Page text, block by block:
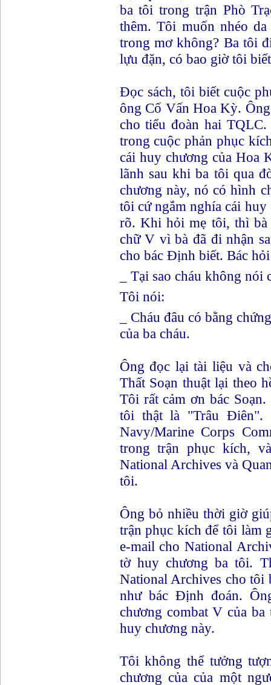
ba tôi trong trận Phò
thêm. Tôi muốn nhéo
trong mơ không? Ba tôi
lựu đặn, có bao giờ tôi
Đọc sách, tôi biết cuộc
ông Cố Vấn Hoa Kỳ.
cho tiểu đoàn hai
trong cuộc phản phục
cái huy chương của Hoa
lãnh sau khi ba tôi qua
chương này, nó có hình
tôi cứ ngắm nghía cái
rõ. Khi hỏi mẹ tôi, thì
chữ V vì bà đã đi nhận
cho bác Định biết. Bác
_ Tại sao cháu không
Tôi nói:
_ Cháu đâu có bằng
của ba cháu.
Ông đọc lại tài liệu và
Thất Soạn thuật lại theo
Tôi rất cảm ơn bác
tôi thật là "Trâu
Navy/Marine Corps
trong trận phục kích,
National Archives và
tôi.
Ông bỏ nhiều thời giờ
trận phục kích để tôi làm
e-mail cho National
tờ huy chương ba tôi.
National Archives cho tôi
như bác Định đoán.
chương combat V của
huy chương này.
Tôi không thể tưởng
chương của của một